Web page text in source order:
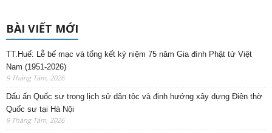
BÀI VIẾT MỚI
TT.Huế: Lễ bế mạc và tổng kết kỷ niệm 75 năm Gia đình Phật tử Việt
Nam (1951-2026)
9 Tháng Tám, 2026
Dấu ấn Quốc sư trong lịch sử dân tộc và định hướng xây dựng Điện thờ
Quốc sư tại Hà Nội
9 Tháng Tám, 2026